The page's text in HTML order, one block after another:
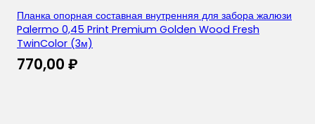
Планка опорная составная внутренняя для забора жалюзи
Palermo 0,45 Print Premium Golden Wood Fresh
TwinColor (3м)
770,00 ₽